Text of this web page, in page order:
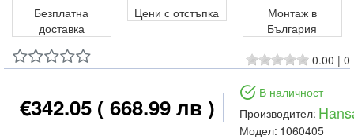
0.00 | 0
€342.05 ( 668.99 лв )
В наличност
Производител:
Модел: 1060405
Безплатна
доставка
Цени с отстъпка
Монтаж в
България